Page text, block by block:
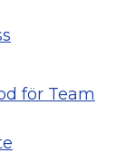
för Team